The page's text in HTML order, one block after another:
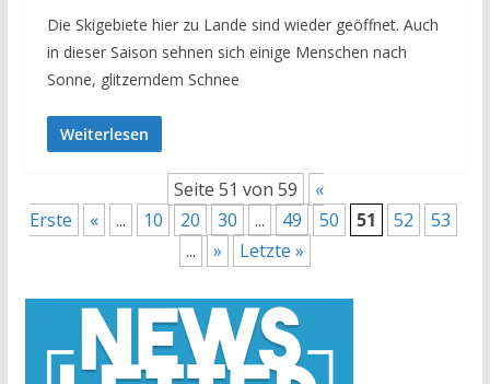
Die Skigebiete hier zu Lande sind wieder geöffnet. Auch
in dieser Saison sehnen sich einige Menschen nach
Sonne, glitzerndem Schnee
Weiterlesen
Seite 51 von 59
«
Erste
« ... 10 20 30 ... 49 50 51 52
53
...
» Letzte »